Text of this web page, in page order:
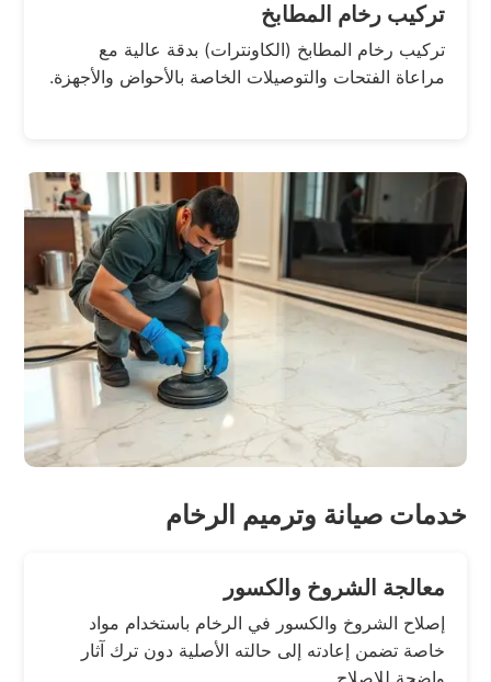
تركيب رخام المطابخ
تركيب رخام المطابخ (الكاونترات) بدقة عالية مع
مراعاة الفتحات والتوصيلات الخاصة بالأحواض والأجهزة.
خدمات صيانة وترميم الرخام
معالجة الشروخ والكسور
إصلاح الشروخ والكسور في الرخام باستخدام مواد
خاصة تضمن إعادته إلى حالته الأصلية دون ترك آثار
واضحة للإصلاح.